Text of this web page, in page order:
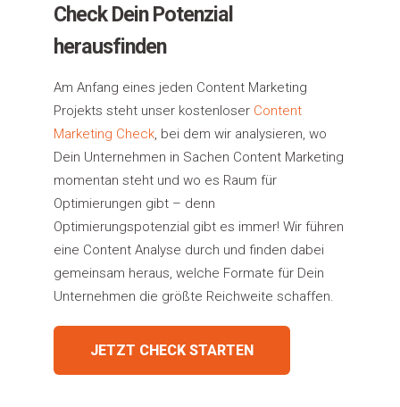
Check Dein Potenzial
herausfinden
Am Anfang eines jeden Content Marketing
Projekts steht unser kostenloser Content
Marketing Check, bei dem wir analysieren, wo
Dein Unternehmen in Sachen Content Marketing
momentan steht und wo es Raum für
Optimierungen gibt – denn
Optimierungspotenzial gibt es immer! Wir führen
eine Content Analyse durch und finden dabei
gemeinsam heraus, welche Formate für Dein
Unternehmen die größte Reichweite schaffen.
JETZT CHECK STARTEN